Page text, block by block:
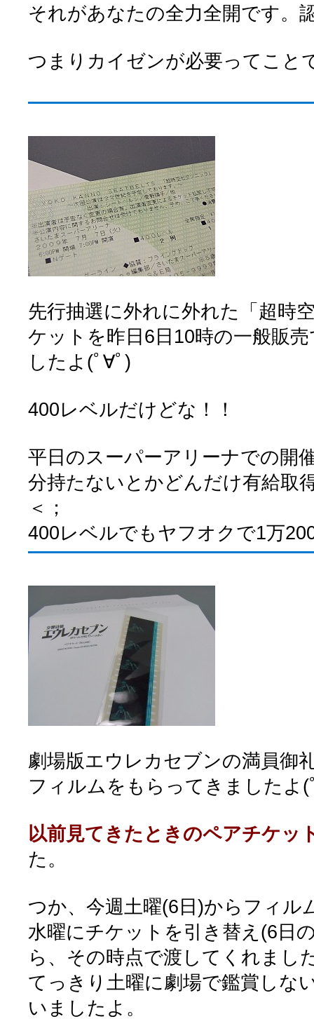
それがあなたの全力全開です。
つまりカイゼンが必要ってこと
先行抽選に外れに外れた「超時
ケットを昨日6日10時の一般販
したよ(ﾟ∀ﾟ)
400レベルだけどな！！
平日のスーパーアリーナでの開
分持たないとかどんだけ有給取
＜；
400レベルでもヤフオクで1万
劇場版エウレカセブンの満員御
フィルムをもらってきましたよ(
以前見てきたときのペアチケッ
た。
つか、今週土曜(6日)からフィル
水曜にチケットを引き替え(6日
ら、その時点で渡してくれまし
てっきり土曜に劇場で鑑賞しな
いましたよ。